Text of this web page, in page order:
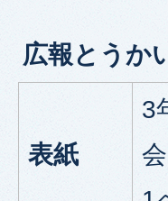
広報とうか
表紙
3
会